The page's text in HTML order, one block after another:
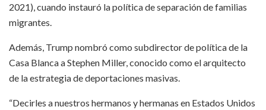
2021), cuando instauró la política de separación de familias
migrantes.
Además, Trump nombró como subdirector de política de la
Casa Blanca a Stephen Miller, conocido como el arquitecto
de la estrategia de deportaciones masivas.
“Decirles a nuestros hermanos y hermanas en Estados Unidos